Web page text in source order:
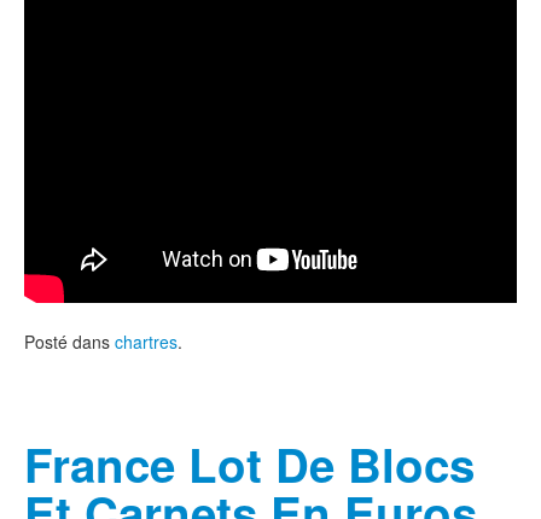
Posté dans chartres.
France Lot De Blocs